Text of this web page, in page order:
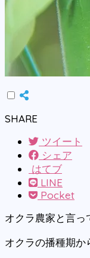
SHARE
ツイート
シェア
はてブ
LINE
Pocket
オクラ農家と言っ
オクラの播種期か